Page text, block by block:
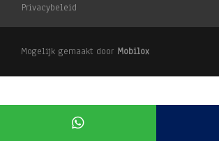
Privacybeleid
Mogelijk gemaakt door Mobilox